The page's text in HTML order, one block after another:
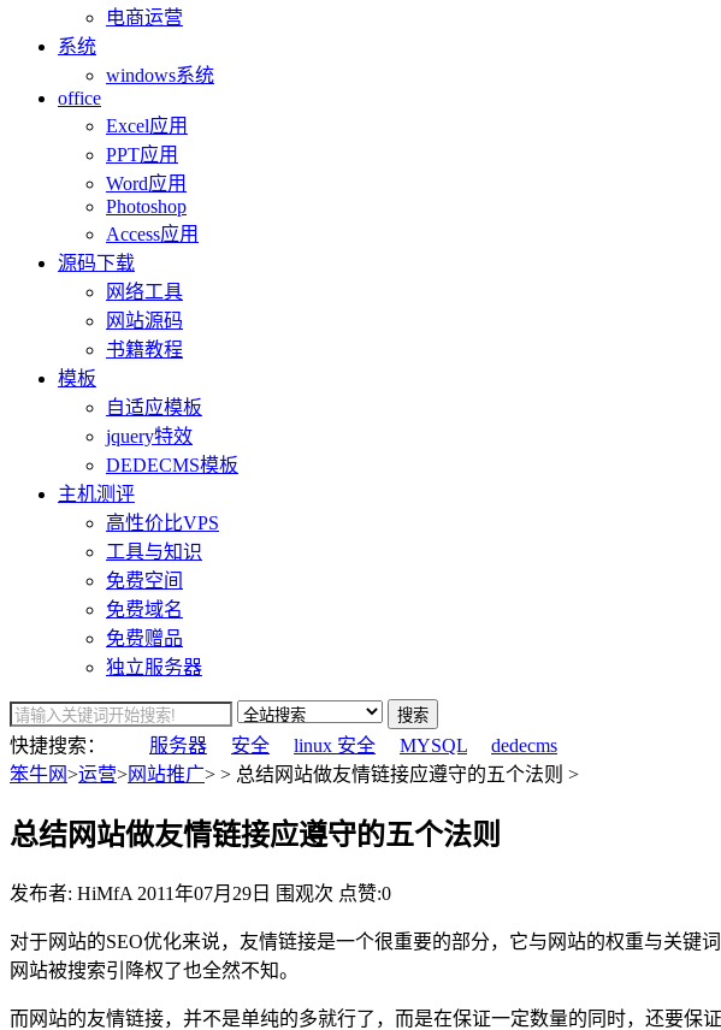
电商运营
系统
windows系统
office
Excel应用
PPT应用
Word应用
Photoshop
Access应用
源码下载
网络工具
网站源码
书籍教程
模板
自适应模板
jquery特效
DEDECMS模板
主机测评
高性价比VPS
工具与知识
免费空间
免费域名
免费赠品
独立服务器
搜索
快捷搜索： 服务器 安全 linux 安全 MYSQL
dedecms
笨牛网>运营>网站推广> > 总结网站做友情链接应遵守的五个法则 >
总结网站做友情链接应遵守的五个法则
发布者: HiMfA 2011年07月29日 围观次 点赞:0
对于网站的SEO优化来说，友情链接是一个很重要的部分，它与网站的权重与关
网站被搜索引降权了也全然不知。
而网站的友情链接，并不是单纯的多就行了，而是在保证一定数量的同时，还要保